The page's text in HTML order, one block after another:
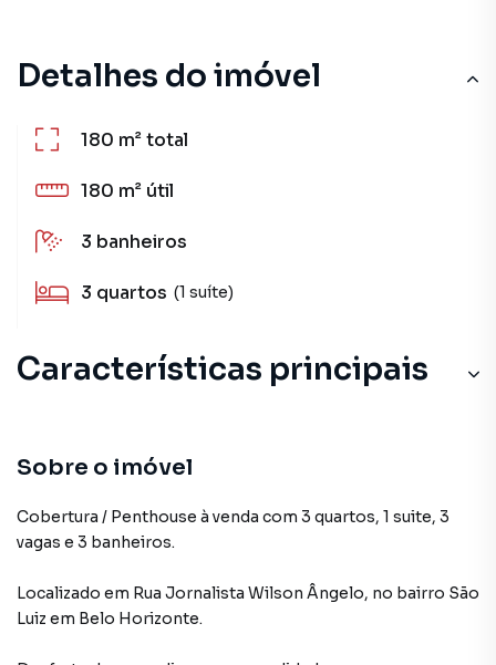
Detalhes do imóvel
180 m²total
180 m² útil
3 banheiros
3 quartos (1 suíte)
Características principais
Sobre o imóvel
Cobertura / Penthouse à venda com 3 quartos, 1 suite, 3
vagas e 3 banheiros.
Localizado em Rua Jornalista Wilson Ângelo, no bairro São
Luiz em Belo Horizonte.